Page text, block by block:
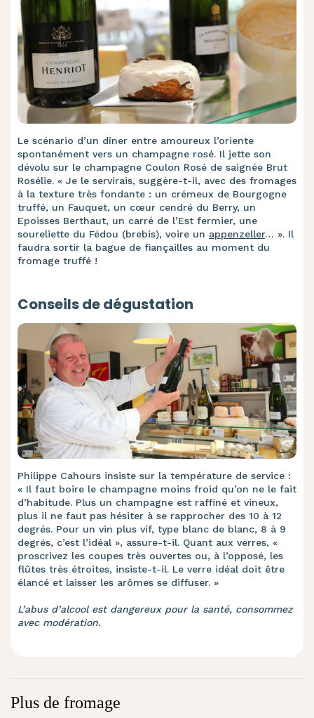
Le scénario d’un dîner entre amoureux l’oriente
spontanément vers un champagne rosé. Il jette son
dévolu sur le champagne Coulon Rosé de saignée Brut
Rosélie. « Je le servirais, suggère-t-il, avec des fromages
à la texture très fondante : un crémeux de Bourgogne
truffé, un Fauquet, un cœur cendré du Berry, un
Epoisses Berthaut, un carré de l’Est fermier, une
soureliette du Fédou (brebis), voire un appenzeller… ». Il
faudra sortir la bague de fiançailles au moment du
fromage truffé !
Conseils de dégustation
Philippe Cahours insiste sur la température de service :
« Il faut boire le champagne moins froid qu’on ne le fait
d’habitude. Plus un champagne est raffiné et vineux,
plus il ne faut pas hésiter à se rapprocher des 10 à 12
degrés. Pour un vin plus vif, type blanc de blanc, 8 à 9
degrés, c’est l’idéal », assure-t-il. Quant aux verres, «
proscrivez les coupes très ouvertes ou, à l’opposé, les
flûtes très étroites, insiste-t-il. Le verre idéal doit être
élancé et laisser les arômes se diffuser. »
L’abus d’alcool est dangereux pour la santé, consommez
avec modération.
Plus de fromage